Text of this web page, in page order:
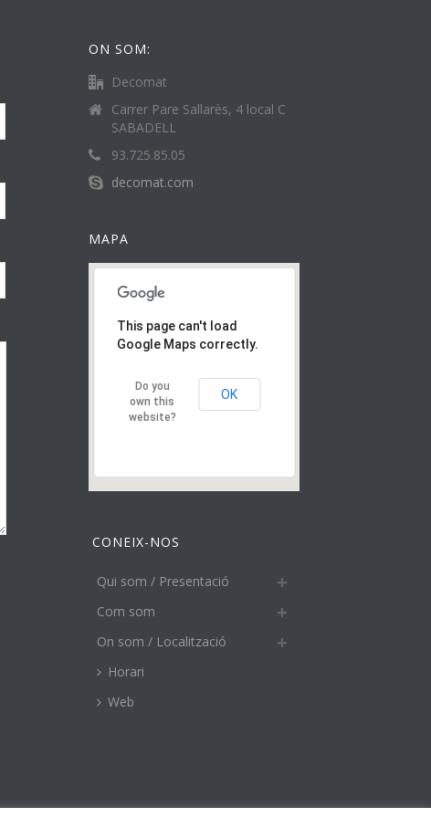
ON SOM:
Decomat
Carrer Pare Sallarès, 4 local C
SABADELL
93.725.85.05
decomat.com
MAPA
This page can't load
Google Maps correctly.
Do you
own this
website?
OK
CONEIX-NOS
Qui som / Presentació
Com som
On som / Localització
Horari
Web